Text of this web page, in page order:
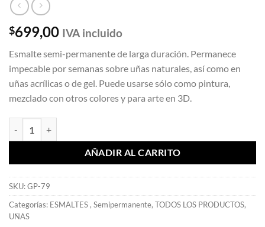
$699,00 IVA incluido
Esmalte semi-permanente de larga duración. Permanece
impecable por semanas sobre uñas naturales, así como en
uñas acrílicas o de gel. Puede usarse sólo como pintura,
mezclado con otros colores y para arte en 3D.
AÑADIR AL CARRITO
SKU:GP-79
Categorías: ESMALTES, Semipermanente, TODOS LOS PRODUCTOS,
UÑAS